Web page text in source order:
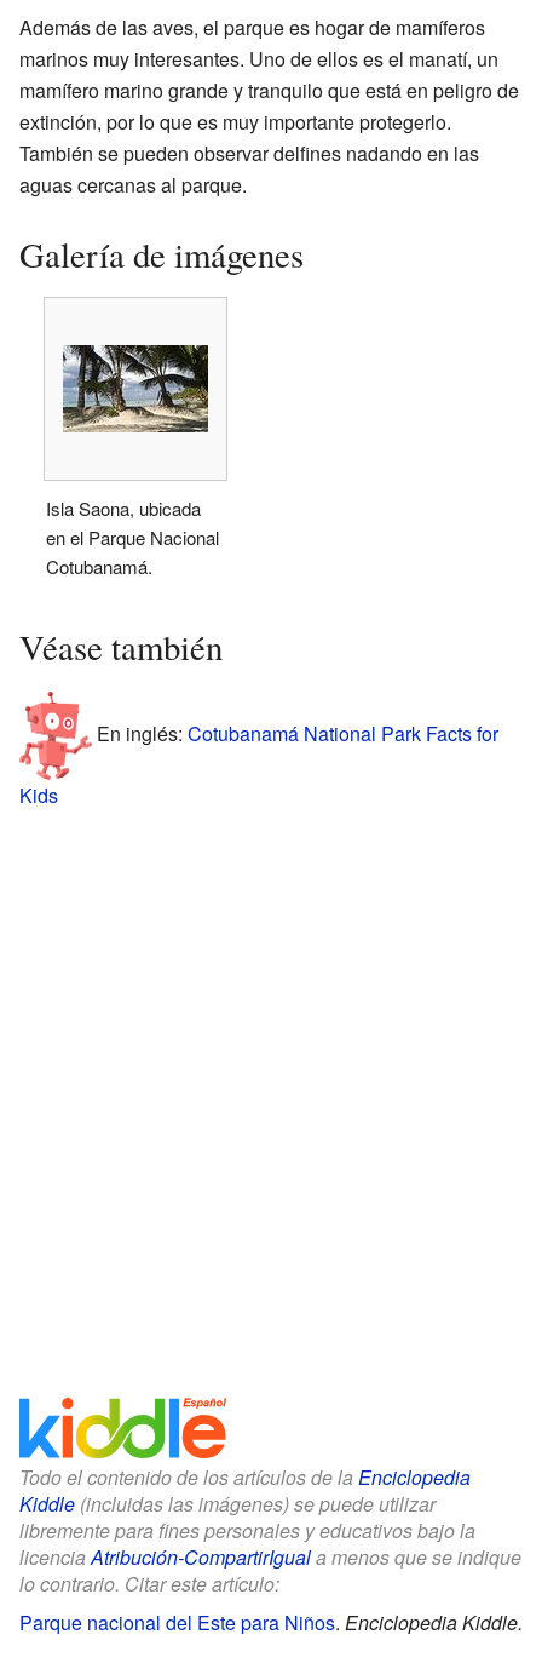
Además de las aves, el parque es hogar de mamíferos
marinos muy interesantes. Uno de ellos es el manatí, un
mamífero marino grande y tranquilo que está en peligro de
extinción, por lo que es muy importante protegerlo.
También se pueden observar delfines nadando en las
aguas cercanas al parque.
Galería de imágenes
Isla Saona, ubicada
en el Parque Nacional
Cotubanamá.
Véase también
En inglés: Cotubanamá National Park Facts for
Kids
Todo el contenido de los artículos de la Enciclopedia
Kiddle (incluidas las imágenes) se puede utilizar
libremente para fines personales y educativos bajo la
licenciaAtribución-CompartirIguala menos que se indique
lo contrario. Citar este artículo:
Parque nacional del Este para Niños. Enciclopedia Kiddle.